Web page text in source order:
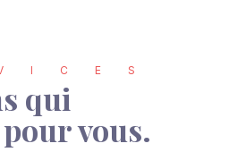
qui
vous.